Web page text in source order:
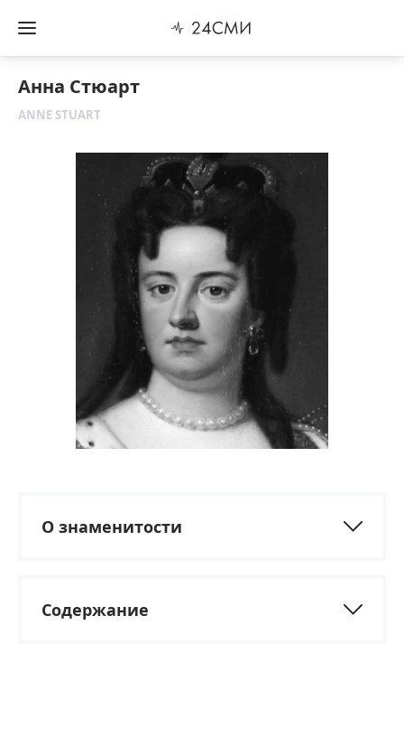
Анна Стюарт
ANNE STUART
О знаменитости
Содержание